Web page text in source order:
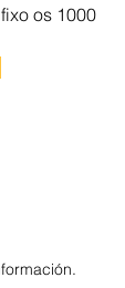
os 1000